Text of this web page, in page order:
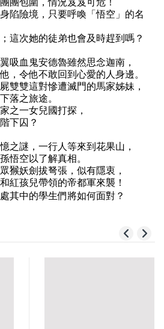
團包圍，情況岌岌可危！
陷險境，只要呼喚「悟空」的名
這次她的徒弟也會及時趕到嗎？
吸血鬼安德魯雖然思念迦南，
，令他不敢回到心愛的人身邊。
雙雙這對慘遭滅門的馬家姊妹，
落之旅途。
之一女兒國打探，
下囚？
之謎，一行人等來到花果山，
悟空以了解真相。
𤠣妖劍拔弩張，似有隱衷，
紅孩兒帶領的帝都軍來襲！
其中的學生們將如何面對？